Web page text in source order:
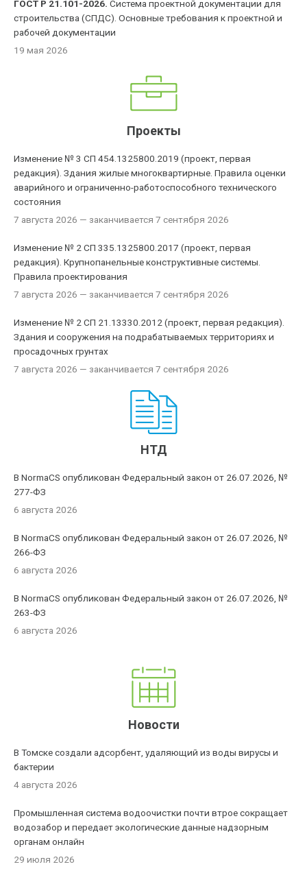
ГОСТ Р 21.101-2026. Система проектной документации для
строительства (СПДС). Основные требования к проектной и
рабочей документации
19 мая 2026
Проекты
Изменение № 3 СП 454.1325800.2019 (проект, первая
редакция). Здания жилые многоквартирные. Правила оценки
аварийного и ограниченно-работоспособного технического
состояния
7 августа 2026 — заканчивается 7 сентября 2026
Изменение № 2 СП 335.1325800.2017 (проект, первая
редакция). Крупнопанельные конструктивные системы.
Правила проектирования
7 августа 2026 — заканчивается 7 сентября 2026
Изменение № 2 СП 21.13330.2012 (проект, первая редакция).
Здания и сооружения на подрабатываемых территориях и
просадочных грунтах
7 августа 2026 — заканчивается 7 сентября 2026
НТД
В NormaCS опубликован Федеральный закон от 26.07.2026, №
277-ФЗ
6 августа 2026
В NormaCS опубликован Федеральный закон от 26.07.2026, №
266-ФЗ
6 августа 2026
В NormaCS опубликован Федеральный закон от 26.07.2026, №
263-ФЗ
6 августа 2026
Новости
В Томске создали адсорбент, удаляющий из воды вирусы и
бактерии
4 августа 2026
Промышленная система водоочистки почти втрое сокращает
водозабор и передает экологические данные надзорным
органам онлайн
29 июля 2026